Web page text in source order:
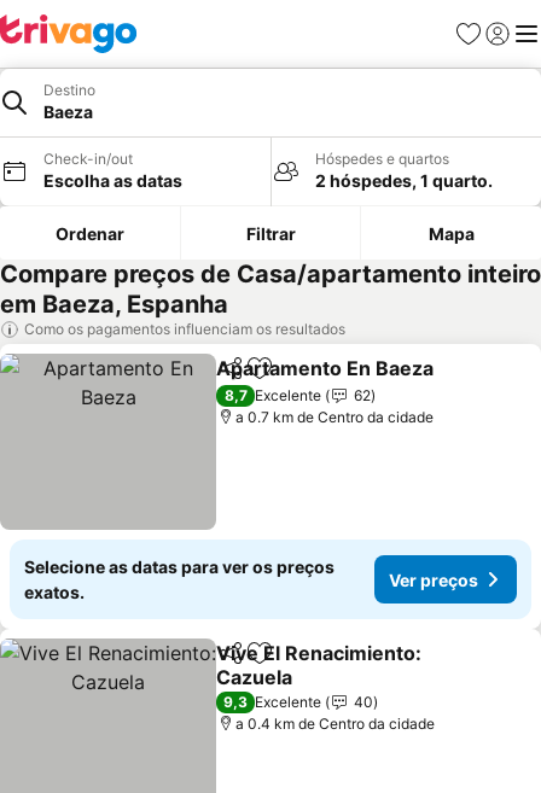
Favoritos
Iniciar
Destino
Baeza
Check-in/out
Escolha as datas
Hóspedes e quartos
2 hóspedes, 1 quarto.
Ordenar Filtrar Mapa
Compare preços de Casa/apartamento inteiro
em Baeza, Espanha
Como os pagamentos influenciam os resultados
PartilharAdicionar aos favoritos
Apartamento En Baeza
8,7 Excelente
62
a 0.7 km de Centro da cidade
Selecione as datas para ver os preços
exatos.
Ver preços
PartilharAdicionar aos favoritos
Vive El Renacimiento:
Cazuela
9,3 Excelente
40
a 0.4 km de Centro da cidade